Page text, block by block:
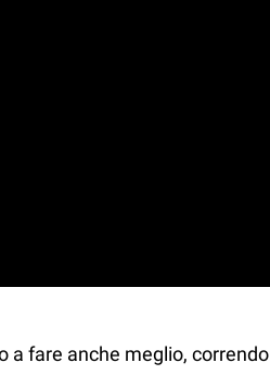
a fare anche meglio, correndo